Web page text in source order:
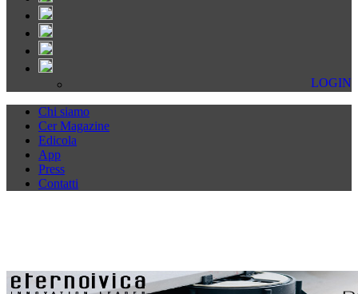
LOGIN
Chi siamo
Cer Magazine
Edicola
App
Press
Contatti